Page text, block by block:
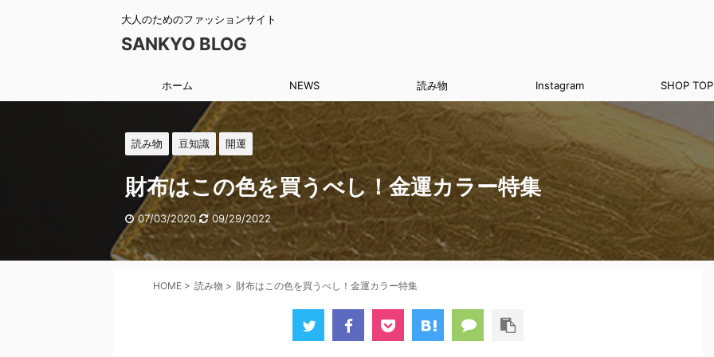
大人のためのファッションサイト
SANKYO BLOG
ホーム NEWS 読み物 Instagram SHOP TOP
読み物 豆知識 開運
財布はこの色を買うべし！金運カラー特集
07/03/2020 09/29/2022
HOME > 読み物 > 財布はこの色を買うべし！金運カラー特集